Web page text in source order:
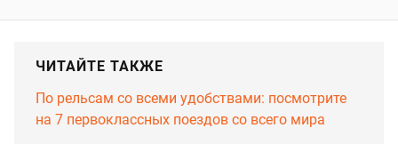
ЧИТАЙТЕ ТАКЖЕ
По рельсам со всеми удобствами: посмотрите
на 7 первоклассных поездов со всего мира